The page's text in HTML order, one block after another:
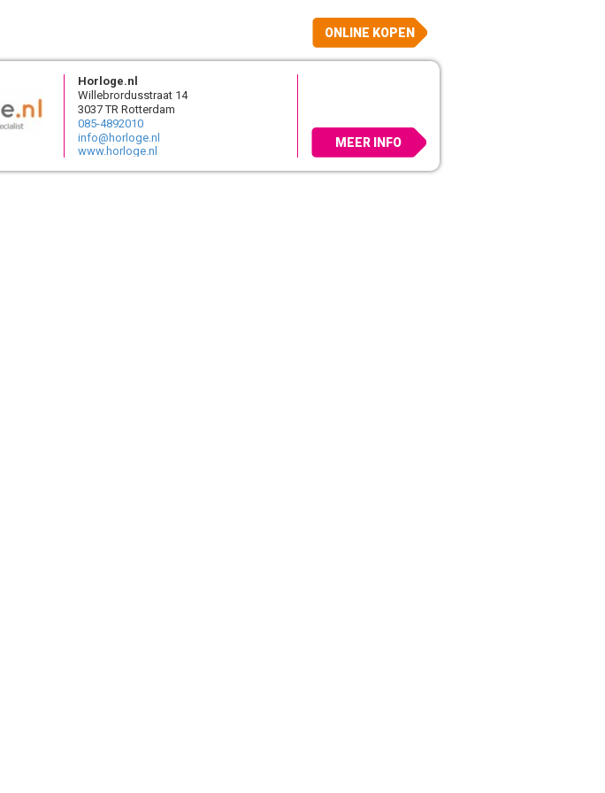
ONLINE KOPEN
Horloge.nl
Willebrordusstraat 14
3037 TR Rotterdam
085-4892010
info@horloge.nl
www.horloge.nl
MEER INFO